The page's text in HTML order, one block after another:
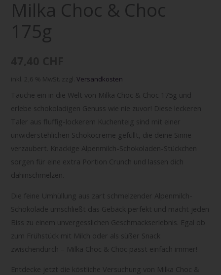
Milka Choc & Choc
175g
inkl. 2,6 % MwSt. zzgl.Versandkosten
Tauche ein in die Welt von Milka Choc & Choc 175g und
erlebe schokoladigen Genuss wie nie zuvor! Diese leckeren
Taler aus fluffig-lockerem Kuchenteig sind mit einer
unwiderstehlichen Schokocreme gefüllt, die deine Sinne
verzaubert. Knackige Alpenmilch-Schokoladen-Stückchen
sorgen für eine extra Portion Crunch und lassen dich
dahinschmelzen.
Die feine Umhüllung aus zart schmelzender Alpenmilch-
Schokolade umschließt das Gebäck perfekt und macht jeden
Biss zu einem unvergesslichen Geschmackserlebnis. Egal ob
zum Frühstück mit Milch oder als süßer Snack
zwischendurch – Milka Choc & Choc passt einfach immer!
Entdecke jetzt die köstliche Versuchung von Milka Choc &
Menge